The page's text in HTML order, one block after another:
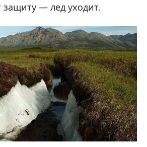
защиту — лед уходит.